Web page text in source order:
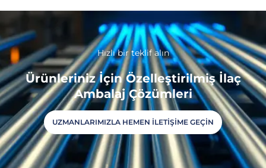
Hızlı bir teklif alın
Ürünleriniz İçin Özelleştirilmiş İlaç
Ambalaj Çözümleri
UZMANLARIMIZLA HEMEN İLETIŞIME GEÇIN